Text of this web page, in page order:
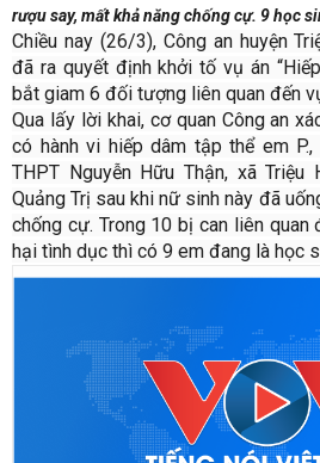
rượu say, mất khả năng chống cự. 9 học
Chiều nay (26/3), Công an huyện
đã ra quyết định khởi tố vụ án
bắt giam 6 đối tượng liên quan đến
Qua lấy lời khai, cơ quan Công an
có hành vi hiếp dâm tập thể em
THPT Nguyễn Hữu Thận, xã Triệu
Quảng Trị sau khi nữ sinh này đã
chống cự. Trong 10 bị can liên quan
hại tình dục thì có 9 em đang là học